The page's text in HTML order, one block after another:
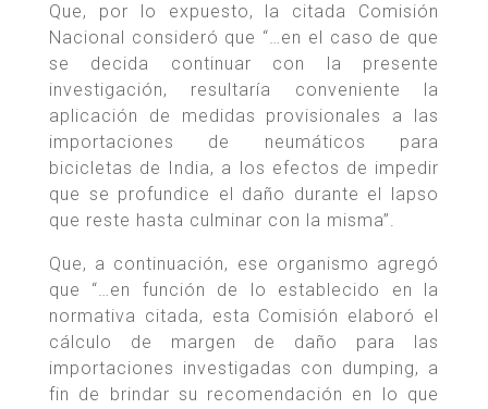
Que, por lo expuesto, la citada Comisión
Nacional consideró que “…en el caso de que
se decida continuar con la presente
investigación, resultaría conveniente la
aplicación de medidas provisionales a las
importaciones de neumáticos para
bicicletas de India, a los efectos de impedir
que se profundice el daño durante el lapso
que reste hasta culminar con la misma”.
Que, a continuación, ese organismo agregó
que “…en función de lo establecido en la
normativa citada, esta Comisión elaboró el
cálculo de margen de daño para las
importaciones investigadas con dumping, a
fin de brindar su recomendación en lo que